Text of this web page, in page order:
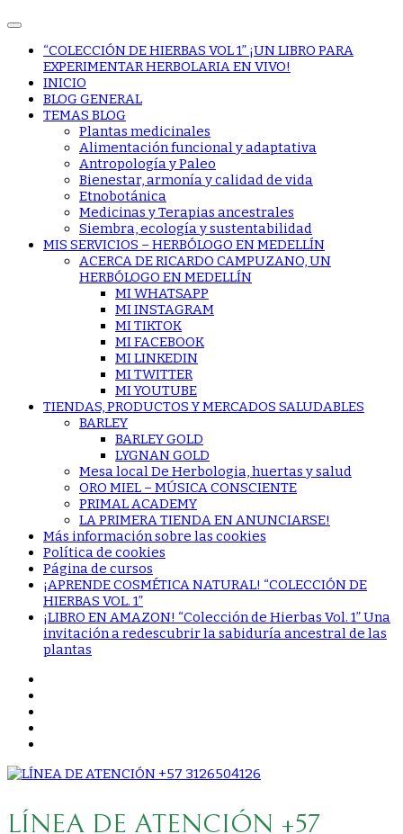
“COLECCIÓN DE HIERBAS VOL 1” ¡UN LIBRO PARA
EXPERIMENTAR HERBOLARIA EN VIVO!
INICIO
BLOG GENERAL
TEMAS BLOG
Plantas medicinales
Alimentación funcional y adaptativa
Antropología y Paleo
Bienestar, armonía y calidad de vida
Etnobotánica
Medicinas y Terapias ancestrales
Siembra, ecología y sustentabilidad
MIS SERVICIOS – HERBÓLOGO EN MEDELLÍN
ACERCA DE RICARDO CAMPUZANO, UN
HERBÓLOGO EN MEDELLÍN
MI WHATSAPP
MI INSTAGRAM
MI TIKTOK
MI FACEBOOK
MI LINKEDIN
MI TWITTER
MI YOUTUBE
TIENDAS, PRODUCTOS Y MERCADOS SALUDABLES
BARLEY
BARLEY GOLD
LYGNAN GOLD
Mesa local De Herbologia, huertas y salud
ORO MIEL – MÚSICA CONSCIENTE
PRIMAL ACADEMY
LA PRIMERA TIENDA EN ANUNCIARSE!
Más información sobre las cookies
Política de cookies
Página de cursos
¡APRENDE COSMÉTICA NATURAL! “COLECCIÓN DE
HIERBAS VOL. 1”
¡LIBRO EN AMAZON! “Colección de Hierbas Vol. 1” Una
invitación a redescubrir la sabiduría ancestral de las
plantas
LÍNEA DE ATENCIÓN +57